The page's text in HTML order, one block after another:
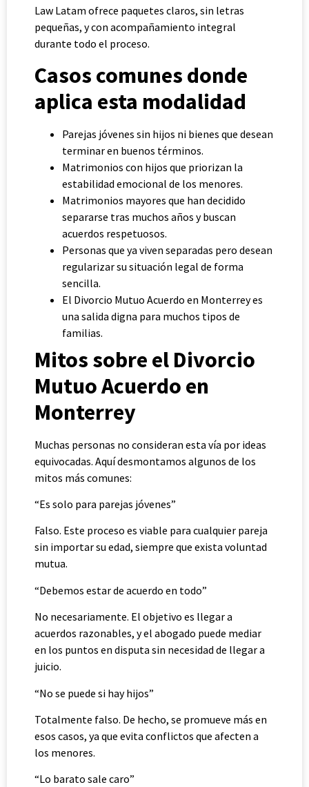
Law Latam ofrece paquetes claros, sin letras
pequeñas, y con acompañamiento integral
durante todo el proceso.
Casos comunes donde
aplica esta modalidad
Parejas jóvenes sin hijos ni bienes que desean
terminar en buenos términos.
Matrimonios con hijos que priorizan la
estabilidad emocional de los menores.
Matrimonios mayores que han decidido
separarse tras muchos años y buscan
acuerdos respetuosos.
Personas que ya viven separadas pero desean
regularizar su situación legal de forma
sencilla.
El Divorcio Mutuo Acuerdo en Monterrey es
una salida digna para muchos tipos de
familias.
Mitos sobre el Divorcio
Mutuo Acuerdo en
Monterrey
Muchas personas no consideran esta vía por ideas
equivocadas. Aquí desmontamos algunos de los
mitos más comunes:
“Es solo para parejas jóvenes”
Falso. Este proceso es viable para cualquier pareja
sin importar su edad, siempre que exista voluntad
mutua.
“Debemos estar de acuerdo en todo”
No necesariamente. El objetivo es llegar a
acuerdos razonables, y el abogado puede mediar
en los puntos en disputa sin necesidad de llegar a
juicio.
“No se puede si hay hijos”
Totalmente falso. De hecho, se promueve más en
esos casos, ya que evita conflictos que afecten a
los menores.
“Lo barato sale caro”